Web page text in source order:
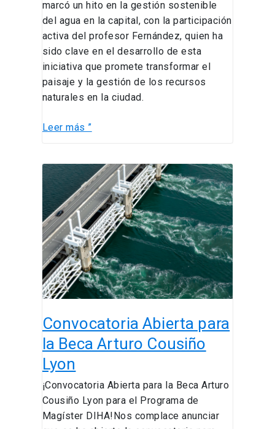
marcó un hito en la gestión sostenible
del agua en la capital, con la participación
activa del profesor Fernández, quien ha
sido clave en el desarrollo de esta
iniciativa que promete transformar el
paisaje y la gestión de los recursos
naturales en la ciudad.
Leer más ”
Convocatoria Abierta para
la Beca Arturo Cousiño
Lyon
¡Convocatoria Abierta para la Beca Arturo
Cousiño Lyon para el Programa de
Magíster DIHA!Nos complace anunciar
Convocatoria
Abierta
para
la
Beca
Arturo
Cousiño
Lyon